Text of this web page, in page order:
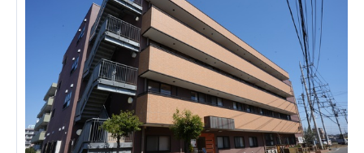
カンボジア日本友好技術教育センター
NGO共生の家
G-COM JOINT STOCK COMPANY
海外子会社・合弁会社
瀋陽長者会
上海介護施設